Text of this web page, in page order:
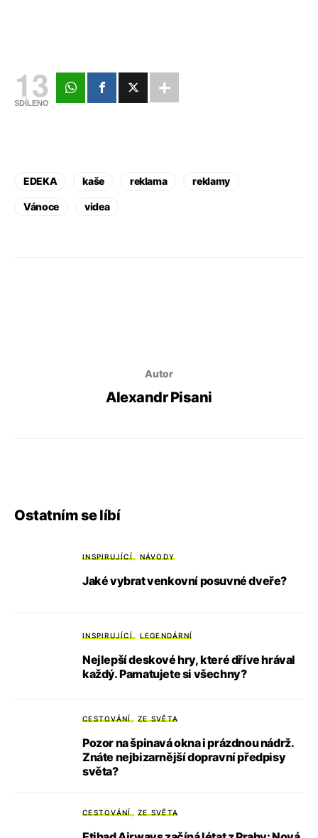
13
SDÍLENO
EDEKA kaše reklama reklamy
Vánoce videa
Autor
Alexandr Pisani
Ostatním se líbí
INSPIRUJÍCÍ NÁVODY
Jaké vybrat venkovní posuvné dveře?
INSPIRUJÍCÍ LEGENDÁRNÍ
Nejlepší deskové hry, které dříve hrával
každý. Pamatujete si všechny?
CESTOVÁNÍ ZE SVĚTA
Pozor na špinavá okna i prázdnou nádrž.
Znáte nejbizarnější dopravní předpisy
světa?
CESTOVÁNÍ ZE SVĚTA